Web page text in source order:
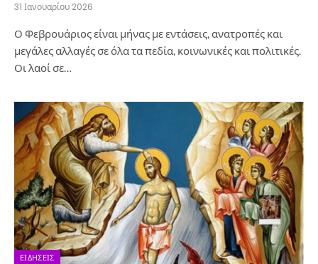
31 Ιανουαρίου 2026
Ο Φεβρουάριος είναι μήνας με εντάσεις, ανατροπές και
μεγάλες αλλαγές σε όλα τα πεδία, κοινωνικές και πολιτικές.
Οι λαοί σε…
ΕΙΔΉΣΕΙΣ